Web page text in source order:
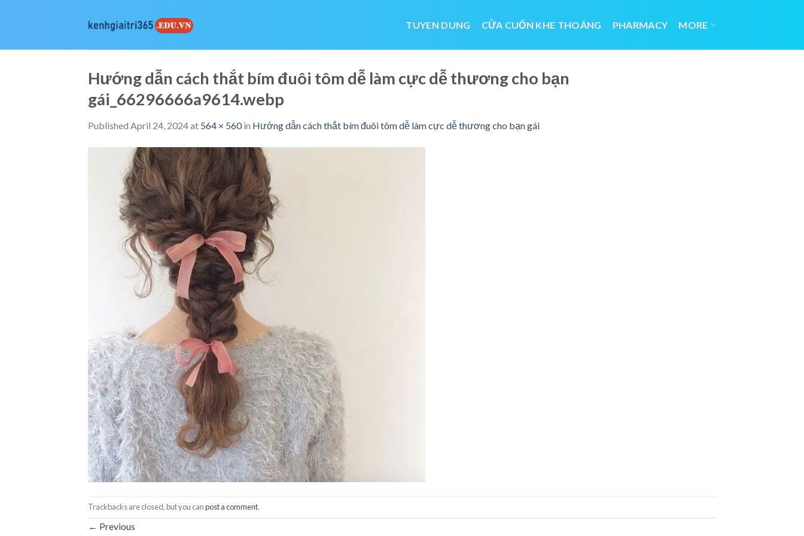
TUYEN DUNG CỬA CUỐN KHE THOÁNG PHARMACY MORE
Hướng dẫn cách thắt bím đuôi tôm dễ làm cực dễ thương cho bạn
gái_66296666a9614.webp
Published April 24, 2024at 564 × 560in Hướng dẫn cách thắt bím đuôi tôm dễ làm cực dễ thương cho bạn gái
Trackbacks are closed, but you canpost a comment.
← Previous